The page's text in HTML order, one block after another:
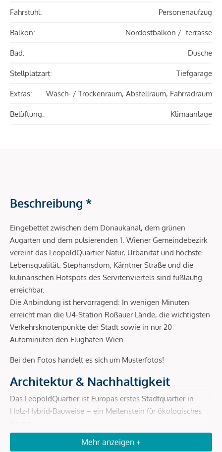
Fahrstuhl: Personenaufzug
Balkon: Nordostbalkon / -terrasse
Bad: Dusche
Stellplatzart: Tiefgarage
Extras: Wasch- / Trockenraum, Abstellraum, Fahrradraum
Belüftung: Klimaanlage
Beschreibung *
Eingebettet zwischen dem Donaukanal, dem grünen
Augarten und dem pulsierenden 1. Wiener Gemeindebezirk
vereint das LeopoldQuartier Natur, Urbanität und höchste
Lebensqualität. Stephansdom, Kärntner Straße und die
kulinarischen Hotspots des Servitenviertels sind fußläufig
erreichbar.
Die Anbindung ist hervorragend: In wenigen Minuten
erreicht man die U4-Station Roßauer Lände, die wichtigsten
Verkehrsknotenpunkte der Stadt sowie in nur 20
Autominuten den Flughafen Wien.
Bei den Fotos handelt es sich um Musterfotos!
Architektur & Nachhaltigkeit
Das LeopoldQuartier ist Europas erstes Stadtquartier in
Holz-Hybrid-Bauweise – ein Meilenstein für ökologisches
Holz-Hybrid-Konstruktion:bis zu 80 % weniger CO²-
Mehr anzeigen +